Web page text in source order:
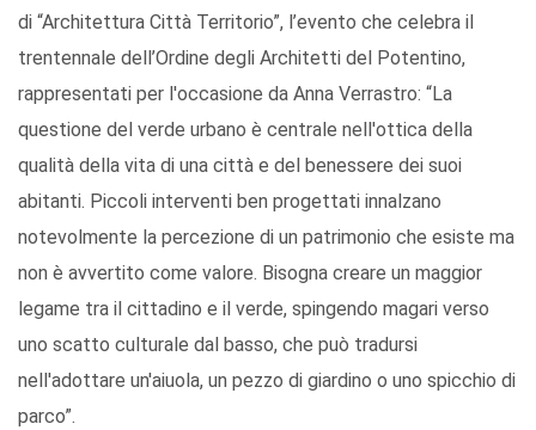
di “Architettura Città Territorio”, l’evento che celebra il
trentennale dell’Ordine degli Architetti del Potentino,
rappresentati per l'occasione da Anna Verrastro: “La
questione del verde urbano è centrale nell'ottica della
qualità della vita di una città e del benessere dei suoi
abitanti. Piccoli interventi ben progettati innalzano
notevolmente la percezione di un patrimonio che esiste ma
non è avvertito come valore. Bisogna creare un maggior
legame tra il cittadino e il verde, spingendo magari verso
uno scatto culturale dal basso, che può tradursi
nell'adottare un'aiuola, un pezzo di giardino o uno spicchio di
parco”.